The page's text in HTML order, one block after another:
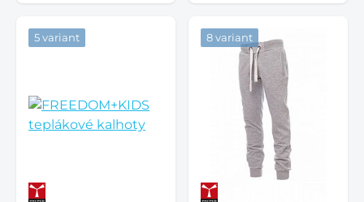
5 variant 8 variant